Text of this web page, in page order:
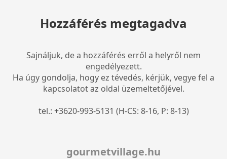
Hozzáférés megtagadva
Sajnáljuk, de a hozzáférés erről a helyről nem
engedélyezett.
Ha úgy gondolja, hogy ez tévedés, kérjük, vegye fel a
kapcsolatot az oldal üzemeltetőjével.
tel.: +3620-993-5131 (H-CS: 8-16, P: 8-13)
gourmetvillage.hu